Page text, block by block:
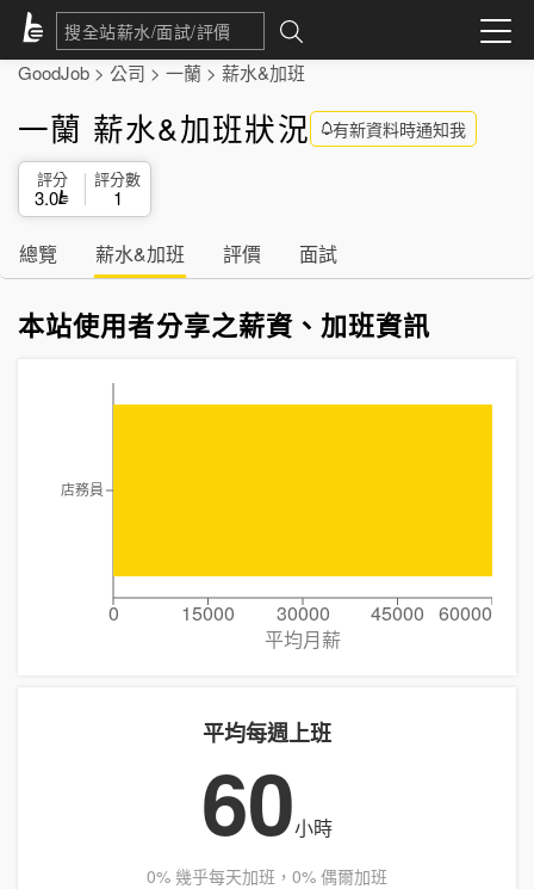
GoodJob > 公司 > 一蘭 > 薪水&加班
一蘭 薪水&加班狀況 有新資料時通知我
評分
3.0
評分數
1
總覽 薪水&加班 評價 面試
本站使用者分享之薪資、加班資訊
0 15000 30000 45000 60000
平均月薪
店務員
平均每週上班
60小時
0% 幾乎每天加班，0% 偶爾加班